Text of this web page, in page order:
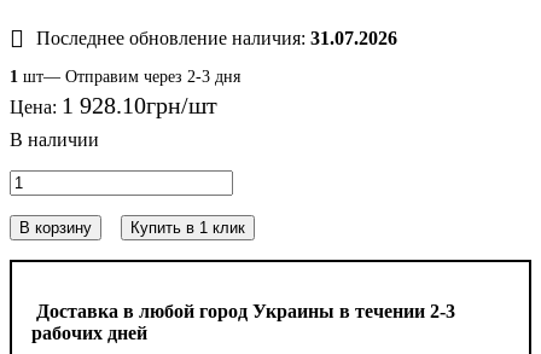
Последнее обновление наличия: 31.07.2026
1 шт— Отправим через 2-3 дня
Цена: 1 928.10грн
В корзину Купить в 1 клик
Доставка в любой город Украины в течении 2-3
рабочих дней